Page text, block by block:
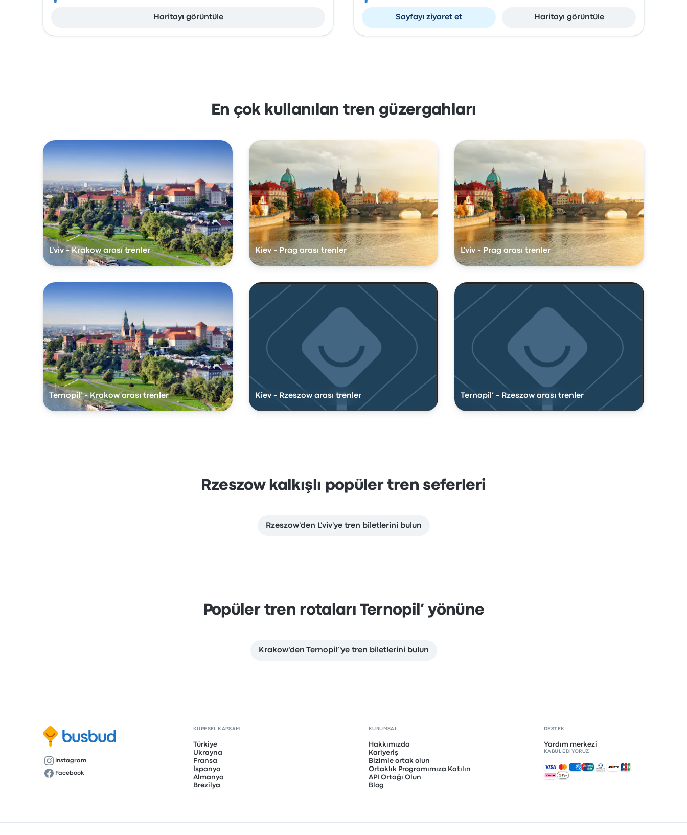
Haritayı görüntüle Sayfayı ziyaret et Haritayı görüntüle
En çok kullanılan tren güzergahları
L'viv - Krakow arası trenler Kiev - Prag arası trenler L'viv - Prag arası trenler
Ternopil’ - Krakow arası trenler Kiev - Rzeszow arası trenler Ternopil’ - Rzeszow arası trenler
Rzeszow kalkışlı popüler tren seferleri
Rzeszow'den L'viv'ye tren biletlerini bulun
Popüler tren rotaları Ternopil’ yönüne
Krakow'den Ternopil’'ye tren biletlerini bulun
Instagram
Facebook
KÜRESEL KAPSAM
Türkiye
Ukrayna
Fransa
İspanya
Almanya
Brezilya
KURUMSAL
Hakkımızda
Kariyerİş
Bizimle ortak olun
Ortaklık Programımıza Katılın
API Ortağı Olun
Blog
DESTEK
Yardım merkezi
KABUL EDIYORUZ
Kabul edilen ödemeler